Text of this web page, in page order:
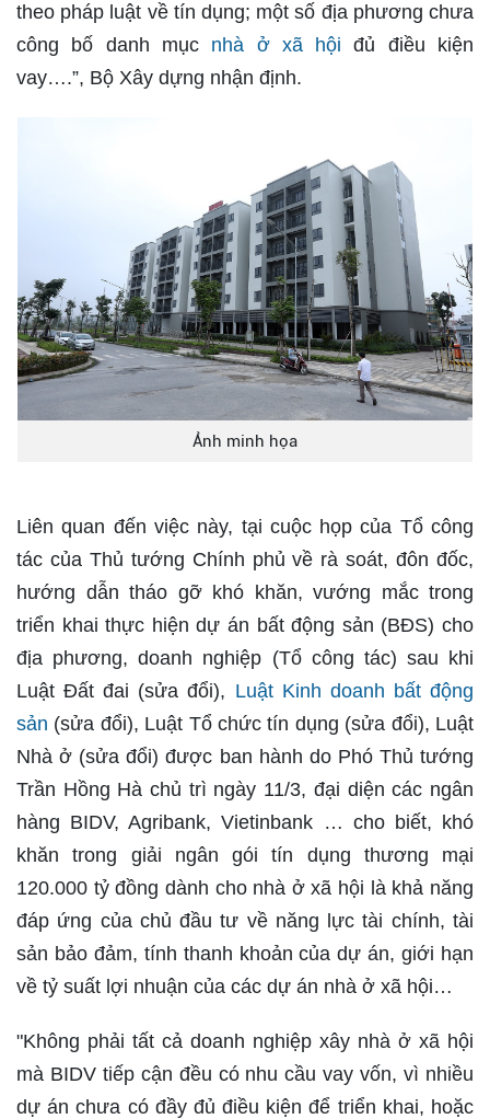
theo pháp luật về tín dụng; một số địa phương chưa
công bố danh mục nhà ở xã hội đủ điều kiện
vay….”, Bộ Xây dựng nhận định.
Ảnh minh họa
Liên quan đến việc này, tại cuộc họp của Tổ công
tác của Thủ tướng Chính phủ về rà soát, đôn đốc,
hướng dẫn tháo gỡ khó khăn, vướng mắc trong
triển khai thực hiện dự án bất động sản (BĐS) cho
địa phương, doanh nghiệp (Tổ công tác) sau khi
Luật Đất đai (sửa đổi), Luật Kinh doanh bất động
sản (sửa đổi), Luật Tổ chức tín dụng (sửa đổi), Luật
Nhà ở (sửa đổi) được ban hành do Phó Thủ tướng
Trần Hồng Hà chủ trì ngày 11/3, đại diện các ngân
hàng BIDV, Agribank, Vietinbank … cho biết, khó
khăn trong giải ngân gói tín dụng thương mại
120.000 tỷ đồng dành cho nhà ở xã hội là khả năng
đáp ứng của chủ đầu tư về năng lực tài chính, tài
sản bảo đảm, tính thanh khoản của dự án, giới hạn
về tỷ suất lợi nhuận của các dự án nhà ở xã hội…
"Không phải tất cả doanh nghiệp xây nhà ở xã hội
mà BIDV tiếp cận đều có nhu cầu vay vốn, vì nhiều
dự án chưa có đầy đủ điều kiện để triển khai, hoặc